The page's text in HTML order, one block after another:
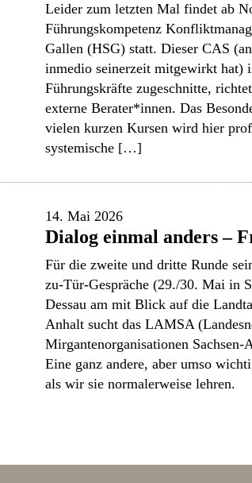
Leider zum letzten Mal findet ab
Führungskompetenz
Gallen (HSG) statt. Dieser CAS
inmedio seinerzeit mitgewirkt hat)
Führungskräfte zugeschnitte,
externe Berater*innen. Das
vielen kurzen Kursen wird hier
systemische […]
14. Mai 2026
Dialog einmal anders –
Für die zweite und dritte Runde
zu-Tür-Gespräche (29./30. Mai in
Dessau am mit Blick auf die
Anhalt sucht das LAMSA
Mirgantenorganisationen
Eine ganz andere, aber umso
als wir sie normalerweise lehren.